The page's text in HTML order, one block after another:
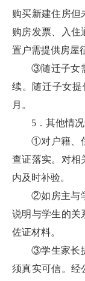
购买新建住房但
购房发票、入住
置户需提供房屋
③随迁子女
续。随迁子女
月。
5．其他情
①对户籍、
查证落实。对相
内及时补验。
②如房主与
说明与学生的关
佐证材料。
③学生家长
须真实可信。经